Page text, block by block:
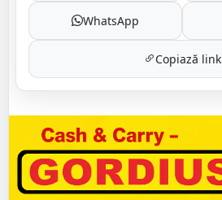
WhatsApp
Copiază link